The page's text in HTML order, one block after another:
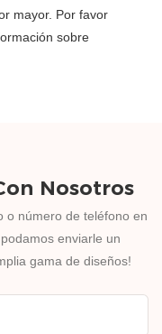
mayor. Por favor
sobre
Nosotros
o número de teléfono en
enviarle un
gama de diseños!